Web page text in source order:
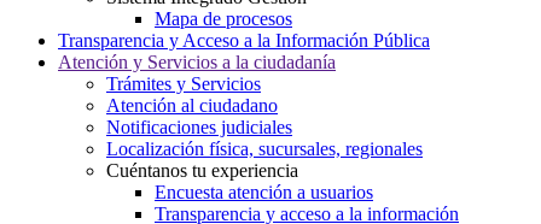
Mapa de procesos
Transparencia y Acceso a la Información Pública
Atención y Servicios a la ciudadanía
Trámites y Servicios
Atención al ciudadano
Notificaciones judiciales
Localización física, sucursales, regionales
Cuéntanos tu experiencia
Encuesta atención a usuarios
Transparencia y acceso a la información